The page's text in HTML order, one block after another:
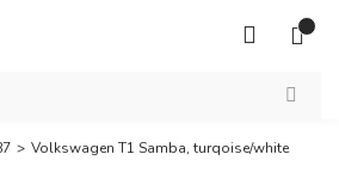
Volkswagen T1 Samba, turqoise/white